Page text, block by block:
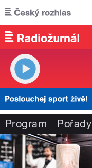
Přejít k hlavnímu obsahu
Program Pořady